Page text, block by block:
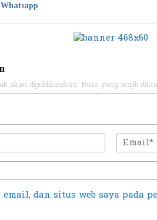
akan dipublikasikan. Ruas yang wajib
email, dan situs web saya pada